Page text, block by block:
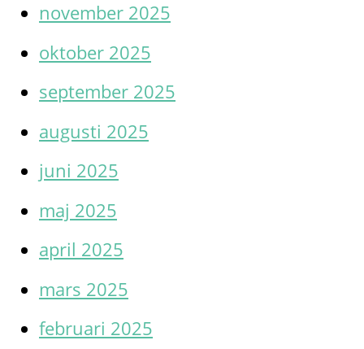
november 2025
oktober 2025
september 2025
augusti 2025
juni 2025
maj 2025
april 2025
mars 2025
februari 2025